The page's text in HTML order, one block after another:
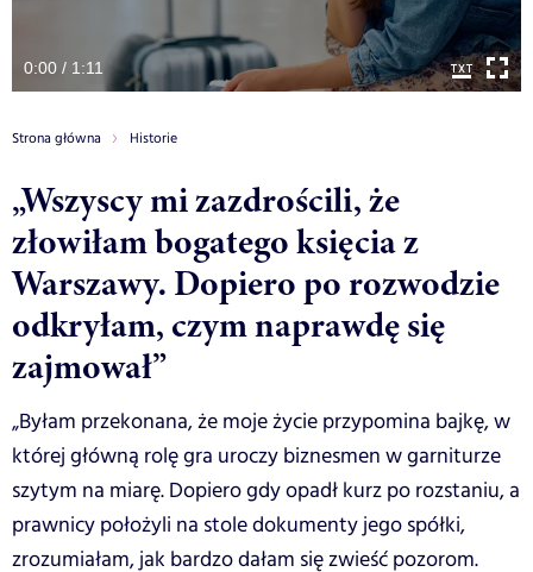
0:00 / 1:11
Strona główna Historie
„Wszyscy mi zazdrościli, że
złowiłam bogatego księcia z
Warszawy. Dopiero po rozwodzie
odkryłam, czym naprawdę się
zajmował”
„Byłam przekonana, że moje życie przypomina bajkę, w
której główną rolę gra uroczy biznesmen w garniturze
szytym na miarę. Dopiero gdy opadł kurz po rozstaniu, a
prawnicy położyli na stole dokumenty jego spółki,
zrozumiałam, jak bardzo dałam się zwieść pozorom.